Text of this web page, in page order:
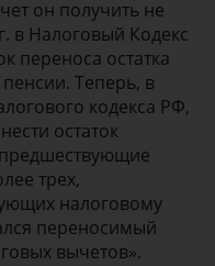
он получить не
в Налоговый Кодекс
переноса остатка
Теперь, в
кодекса РФ,
остаток
трех,
налоговому
переносимый
вычетов».